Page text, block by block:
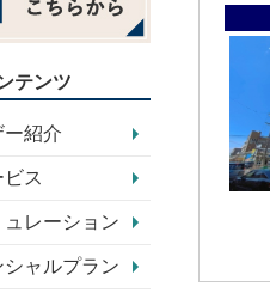
テンツ
ー紹介
ス
ュレーション
ャルプラン